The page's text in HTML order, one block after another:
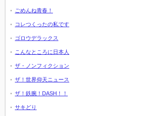
ごめんね青春！
コレつくったの私です
ゴロウデラックス
こんなところに日本人
ザ・ノンフィクション
ザ！世界仰天ニュース
ザ！鉄腕！DASH！！
サキどり